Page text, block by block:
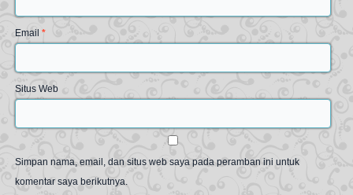
Email*
Situs Web
Simpan nama, email, dan situs web saya pada peramban ini untuk
komentar saya berikutnya.